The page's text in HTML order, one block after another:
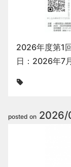
2026年度第1
日：2026年7
posted on 2026/